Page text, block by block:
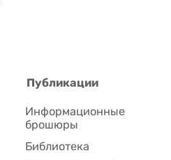
Публикации
Информационные
брошюры
Библиотека